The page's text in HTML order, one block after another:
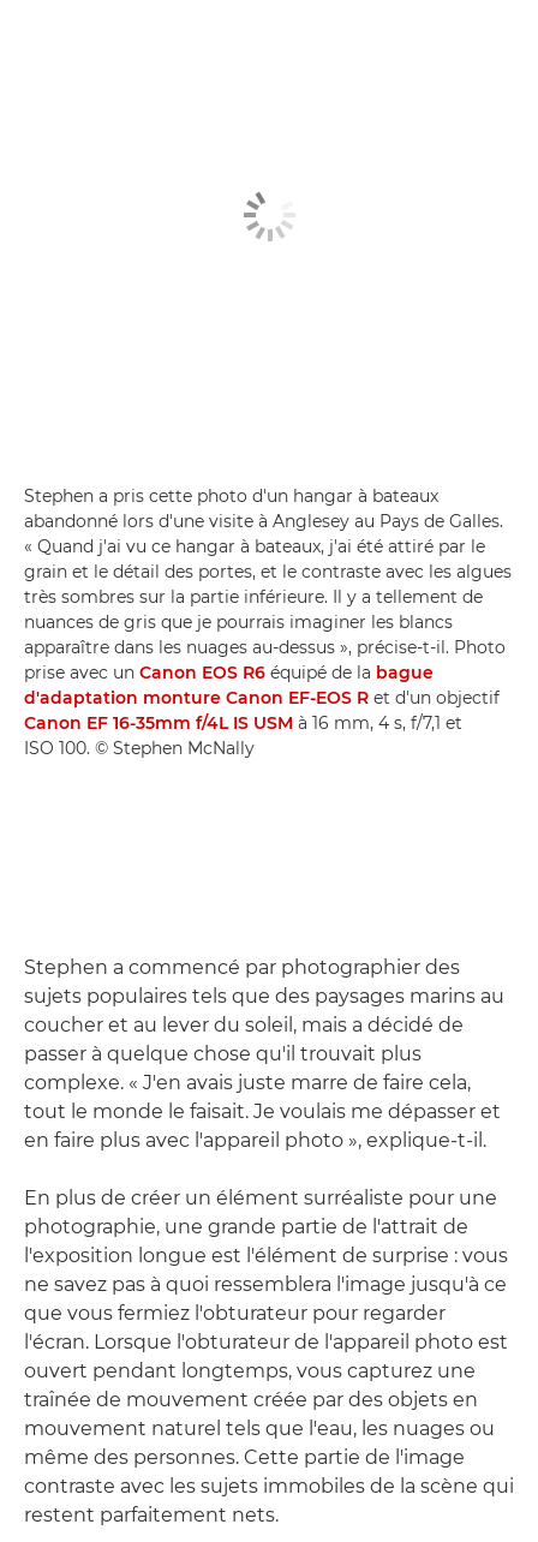
Stephen a pris cette photo d'un hangar à bateaux
abandonné lors d'une visite à Anglesey au Pays de Galles.
« Quand j'ai vu ce hangar à bateaux, j'ai été attiré par le
grain et le détail des portes, et le contraste avec les algues
très sombres sur la partie inférieure. Il y a tellement de
nuances de gris que je pourrais imaginer les blancs
apparaître dans les nuages au-dessus », précise-t-il. Photo
prise avec un Canon EOS R6 équipé de la bague
d'adaptation monture Canon EF-EOS R et d'un objectif
Canon EF 16-35mm f/4L IS USM à 16 mm, 4 s, f/7,1 et
ISO 100. © Stephen McNally
Stephen a commencé par photographier des
sujets populaires tels que des paysages marins au
coucher et au lever du soleil, mais a décidé de
passer à quelque chose qu'il trouvait plus
complexe. « J'en avais juste marre de faire cela,
tout le monde le faisait. Je voulais me dépasser et
en faire plus avec l'appareil photo », explique-t-il.
En plus de créer un élément surréaliste pour une
photographie, une grande partie de l'attrait de
l'exposition longue est l'élément de surprise : vous
ne savez pas à quoi ressemblera l'image jusqu'à ce
que vous fermiez l'obturateur pour regarder
l'écran. Lorsque l'obturateur de l'appareil photo est
ouvert pendant longtemps, vous capturez une
traînée de mouvement créée par des objets en
mouvement naturel tels que l'eau, les nuages ou
même des personnes. Cette partie de l'image
contraste avec les sujets immobiles de la scène qui
restent parfaitement nets.